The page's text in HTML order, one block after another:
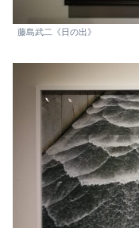
藤島武二《日の出》